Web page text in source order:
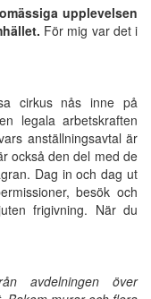
upplevelsen
För mig var det i
cirkus nås inne på
legala arbetskraften
anställningsavtal är
också den del med de
Dag in och dag ut
besök och
frigivning. När du
avdelningen över